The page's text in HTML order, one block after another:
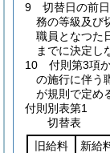
9
切替日の前
務の等級及び
職員となつた
までに決定し
10
付則第3項
の施行に伴う
が規則で定め
付則別表第1
切替表
旧給料
新給